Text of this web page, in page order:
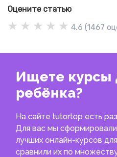
Оцените статью
★ ★ ★ ★ ★ 4.6 (1467
Ищете курсы
ребёнка?
На сайте tutortop есть
Для вас мы
лучших онлайн-курсов
сравнили их по